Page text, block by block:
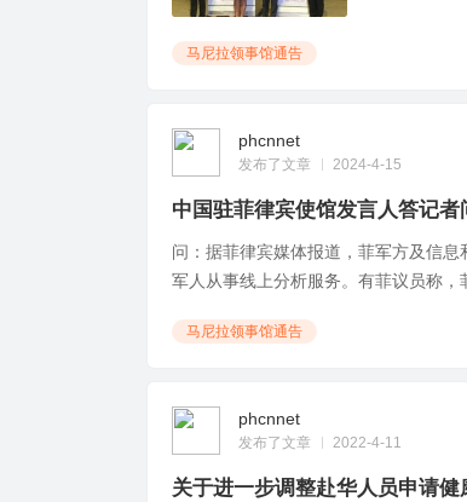
马尼拉领事馆通告
phcnnet
发布了文章 2024-4-15
中国驻菲律宾使馆发言人答记者
问：据菲律宾媒体报道，菲军方及信
军人从事线上分析服务。有菲议员称，
马尼拉领事馆通告
phcnnet
发布了文章 2022-4-11
关于进一步调整赴华人员申请健